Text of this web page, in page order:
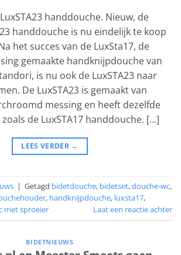
handdouche. Nieuw, de
handdouche is nu eindelijk te koop
het succes van de LuxSta17, de
gemaakte handknijpdouche van
is nu ook de LuxSTA23 naar
De LuxSTA23 is gemaakt van
messing en heeft dezelfde
de LuxSTA17 handdouche. […]
LEES VERDER →
| Getagd bidetdouche, bidetset,douche-wc,
, handknijpdouche, luxsta17,
met sproeier Laat een reactie achter
BIDETNIEUWS